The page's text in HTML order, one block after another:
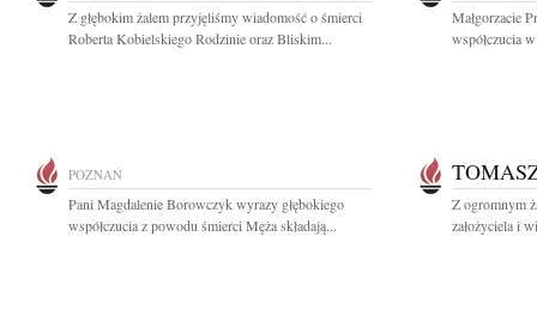
Z głębokim żalem przyjęliśmy wiadomość o śmierci
Roberta Kobielskiego Rodzinie oraz Bliskim...
Małgorzacie
współczucia
POZNAŃ
Pani Magdalenie Borowczyk wyrazy głębokiego
współczucia z powodu śmierci Męża składają...
Z ogromnym
założyciela i